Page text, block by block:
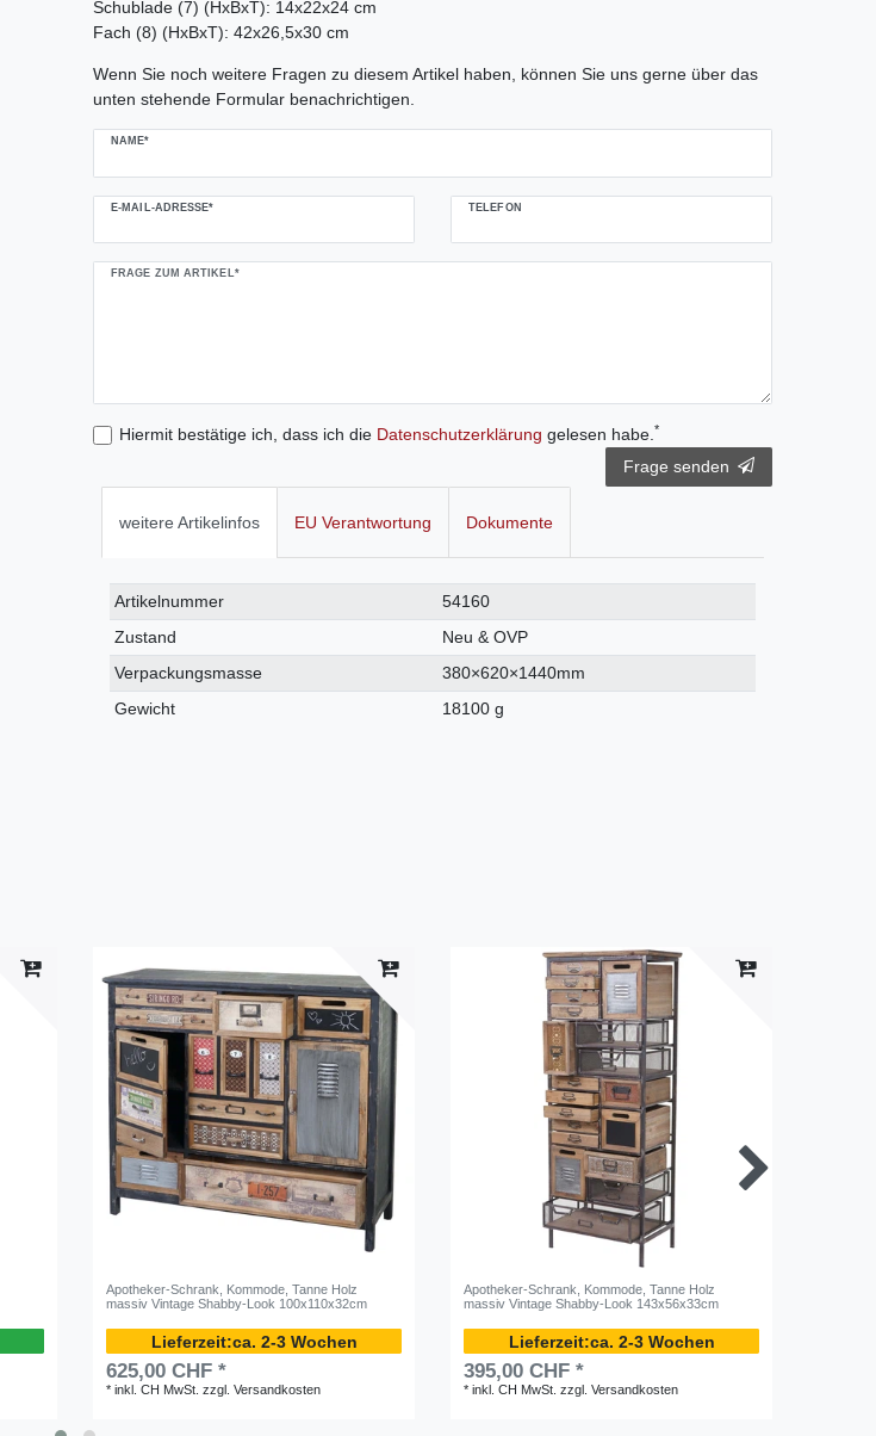
Schublade (7) (HxBxT): 14x22x24 cm
Fach (8) (HxBxT): 42x26,5x30 cm
Wenn Sie noch weitere Fragen zu diesem Artikel haben, können Sie uns gerne über das
unten stehende Formular benachrichtigen.
NAME*
E-MAIL-ADRESSE* TELEFON
FRAGE ZUM ARTIKEL*
Hiermit bestätige ich, dass ich die Daten­schutz­erklärung gelesen habe.*
Frage senden
weitere Artikelinfos EU Verantwortung Dokumente
Technisches
Merkmal
Wert
Artikelnummer
54160
Zustand
Neu & OVP
Verpackungsmasse
380×620×1440mm
Gewicht
18100 g
Apotheker-Schrank, Kommode, Tanne Holz
massiv Vintage Shabby-Look 100x110x32cm
ca. 2-3 Wochen
625,00 CHF *
*inkl. CH MwSt. zzgl.Versandkosten
Apotheker-Schrank, Kommode, Tanne Holz
massiv Vintage Shabby-Look 143x56x33cm
ca. 2-3 Wochen
395,00 CHF *
*inkl. CH MwSt. zzgl.Versandkosten